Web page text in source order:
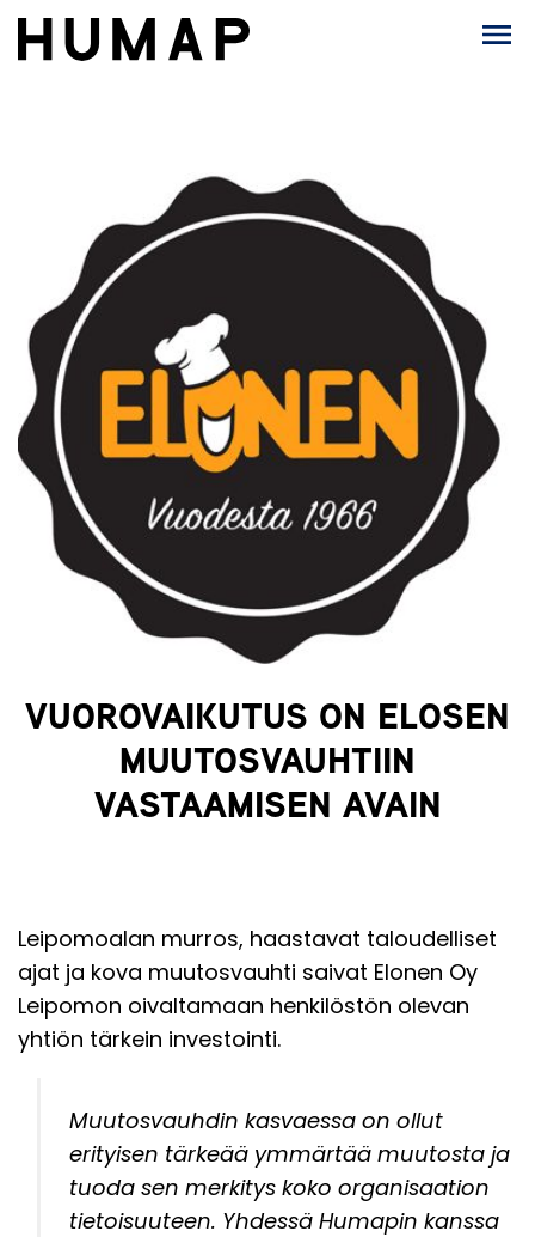
VUOROVAIKUTUS ON ELOSEN
MUUTOSVAUHTIIN
VASTAAMISEN AVAIN
Leipomoalan murros, haastavat taloudelliset
ajat ja kova muutosvauhti saivat Elonen Oy
Leipomon oivaltamaan henkilöstön olevan
yhtiön tärkein investointi.
Muutosvauhdin kasvaessa on ollut
erityisen tärkeää ymmärtää muutosta ja
tuoda sen merkitys koko organisaation
tietoisuuteen. Yhdessä Humapin kanssa